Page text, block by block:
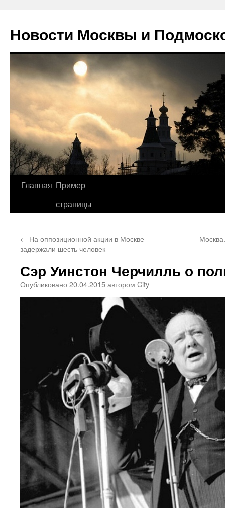
Новости Москвы и
Перейти
Главная Пример
страницы
← На оппозиционной акции в Москве
задержали шесть человек
Сэр Уинстон Черчилль о
Опубликовано 20.04.2015автором City